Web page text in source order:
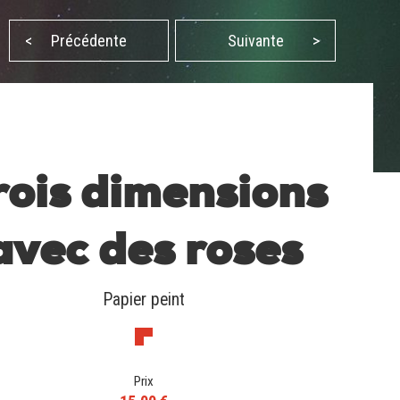
< Précédente Suivante >
dimensions
des roses
Papier peint
Prix